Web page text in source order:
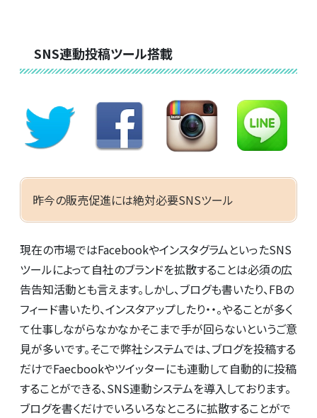
SNS連動投稿ツール搭載
昨今の販売促進には絶対必要SNSツール
現在の市場ではFacebookやインスタグラムといったSNS
ツールによって自社のブランドを拡散することは必須の広
告告知活動とも言えます。しかし、ブログも書いたり、FBの
フィード書いたり、インスタアップしたり・・。やることが多く
て仕事しながらなかなかそこまで手が回らないというご意
見が多いです。そこで弊社システムでは、ブログを投稿する
だけでFaecbookやツイッターにも連動して自動的に投稿
することができる、SNS連動システムを導入しております。
ブログを書くだけでいろいろなところに拡散することがで